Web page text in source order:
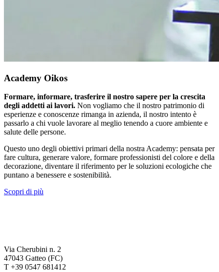
Academy Oikos
Formare, informare, trasferire il nostro sapere per la crescita
degli addetti ai lavori. Non vogliamo che il nostro patrimonio di
esperienze e conoscenze rimanga in azienda, il nostro intento è
passarlo a chi vuole lavorare al meglio tenendo a cuore ambiente e
salute delle persone.
Questo uno degli obiettivi primari della nostra Academy: pensata per
fare cultura, generare valore, formare professionisti del colore e della
decorazione, diventare il riferimento per le soluzioni ecologiche che
puntano a benessere e sostenibilità.
Scopri di più
Via Cherubini n. 2
47043 Gatteo (FC)
T +39 0547 681412